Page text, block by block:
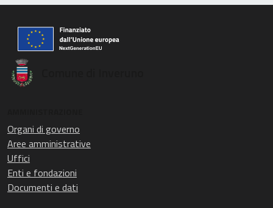
Organi di governo
Aree amministrative
Uffici
Enti e fondazioni
Documenti e dati